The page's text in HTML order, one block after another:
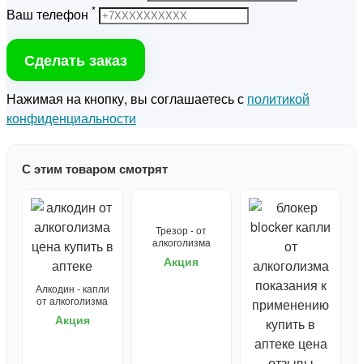
Ваш телефон *
Сделать заказ
Нажимая на кнопку, вы соглашаетесь с политикой
конфиденциальности
С этим товаром смотрят
Алкодин - капли
от алкоголизма
Акция
Трезор - от
алкоголизма
Акция